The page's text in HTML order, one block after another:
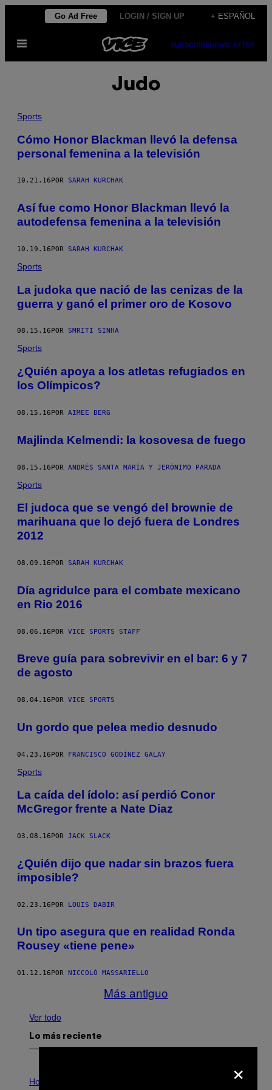
contenido
Go Ad Free LOGIN / SIGN UP + ESPAÑOL
Abrir
SUBSCRIBENEWSLETTER
Judo
Sports
Cómo Honor Blackman llevó la defensa
personal femenina a la televisión
10.21.16 POR SARAH KURCHAK
Así fue como Honor Blackman llevó la
autodefensa femenina a la televisión
10.19.16POR SARAH KURCHAK
Sports
La judoka que nació de las cenizas de la
guerra y ganó el primer oro de Kosovo
08.15.16 POR SMRITI SINHA
Sports
¿Quién apoya a los atletas refugiados en
los Olímpicos?
08.15.16POR AIMEE BERG
Majlinda Kelmendi: la kosovesa de fuego
08.15.16POR ANDRÉS SANTA MARÍA Y JERÓNIMO PARADA
Sports
El judoca que se vengó del brownie de
marihuana que lo dejó fuera de Londres
2012
08.09.16 POR SARAH KURCHAK
Día agridulce para el combate mexicano
en Rio 2016
08.06.16POR VICE SPORTS STAFF
Breve guía para sobrevivir en el bar: 6 y 7
de agosto
08.04.16 POR VICE SPORTS
Un gordo que pelea medio desnudo
04.23.16POR FRANCISCO GODÍNEZ GALAY
Sports
La caída del ídolo: así perdió Conor
McGregor frente a Nate Diaz
03.08.16 POR JACK SLACK
¿Quién dijo que nadar sin brazos fuera
imposible?
02.23.16POR LOUIS DABIR
Un tipo asegura que en realidad Ronda
Rousey «tiene pene»
01.12.16 POR NICCOLÒ MASSARIELLO
Más antiguo
Ver todo
Lo más reciente
L
Horoscopes ×